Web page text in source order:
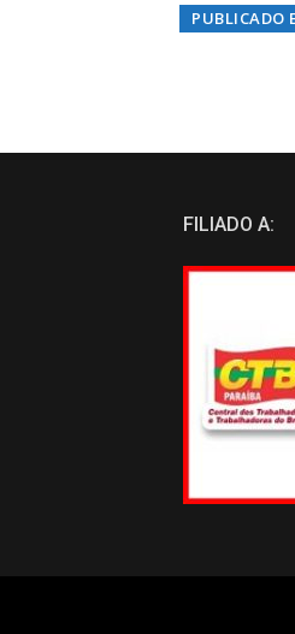
PUBLICADO
FILIADO A: